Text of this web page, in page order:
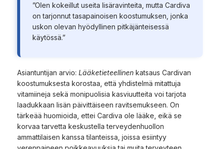
”Olen kokeillut useita lisäravinteita, mutta Cardiva
on tarjonnut tasapainoisen koostumuksen, jonka
uskon olevan hyödyllinen pitkäjänteisessä
käytössä.”
Asiantuntijan arvio: Lääketieteellinen katsaus Cardivan
koostumuksesta korostaa, että yhdistelmä mitattuja
vitamiineja sekä monipuolisia kasviuutteita voi tarjota
laadukkaan lisän päivittäiseen ravitsemukseen. On
tärkeää huomioida, ettei Cardiva ole lääke, eikä se
korvaa tarvetta keskustella terveydenhuollon
ammattilaisen kanssa tilanteissa, joissa esiintyy